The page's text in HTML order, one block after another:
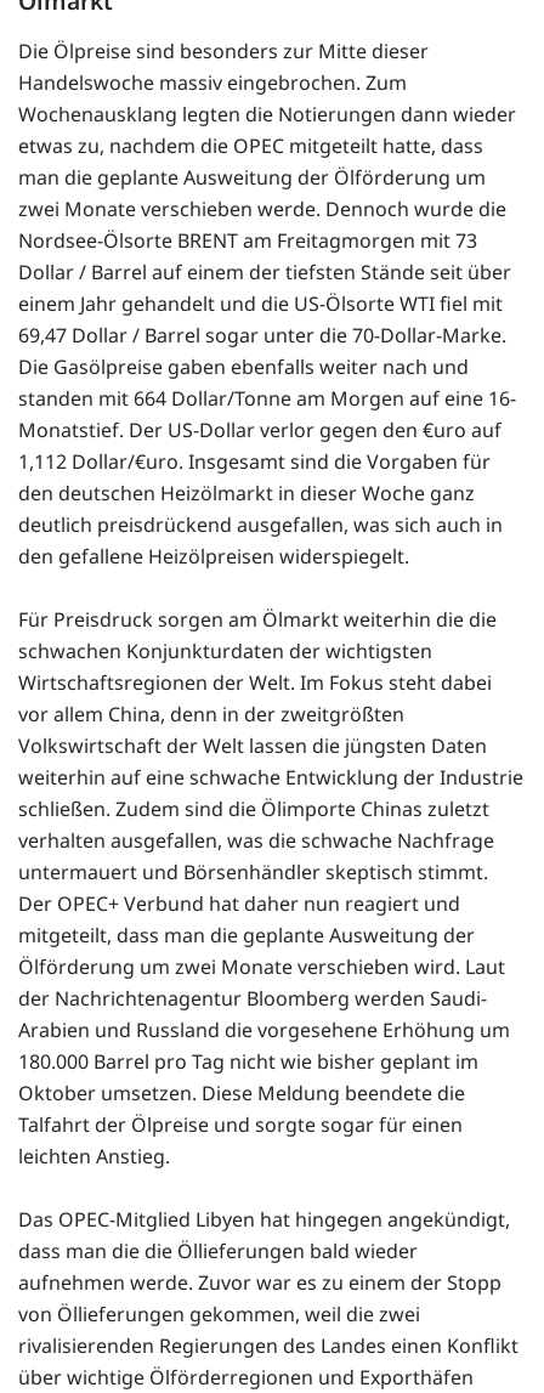
Die Ölpreise sind besonders zur Mitte dieser
Handelswoche massiv eingebrochen. Zum
Wochenausklang legten die Notierungen dann wieder
etwas zu, nachdem die OPEC mitgeteilt hatte, dass
man die geplante Ausweitung der Ölförderung um
zwei Monate verschieben werde. Dennoch wurde die
Nordsee-Ölsorte BRENT am Freitagmorgen mit 73
Dollar / Barrel auf einem der tiefsten Stände seit über
einem Jahr gehandelt und die US-Ölsorte WTI fiel mit
69,47 Dollar / Barrel sogar unter die 70-Dollar-Marke.
Die Gasölpreise gaben ebenfalls weiter nach und
standen mit 664 Dollar/Tonne am Morgen auf eine 16-
Monatstief. Der US-Dollar verlor gegen den €uro auf
1,112 Dollar/€uro. Insgesamt sind die Vorgaben für
den deutschen Heizölmarkt in dieser Woche ganz
deutlich preisdrückend ausgefallen, was sich auch in
den gefallene Heizölpreisen widerspiegelt.
Für Preisdruck sorgen am Ölmarkt weiterhin die die
schwachen Konjunkturdaten der wichtigsten
Wirtschaftsregionen der Welt. Im Fokus steht dabei
vor allem China, denn in der zweitgrößten
Volkswirtschaft der Welt lassen die jüngsten Daten
weiterhin auf eine schwache Entwicklung der Industrie
schließen. Zudem sind die Ölimporte Chinas zuletzt
verhalten ausgefallen, was die schwache Nachfrage
untermauert und Börsenhändler skeptisch stimmt.
Der OPEC+ Verbund hat daher nun reagiert und
mitgeteilt, dass man die geplante Ausweitung der
Ölförderung um zwei Monate verschieben wird. Laut
der Nachrichtenagentur Bloomberg werden Saudi-
Arabien und Russland die vorgesehene Erhöhung um
180.000 Barrel pro Tag nicht wie bisher geplant im
Oktober umsetzen. Diese Meldung beendete die
Talfahrt der Ölpreise und sorgte sogar für einen
leichten Anstieg.
Das OPEC-Mitglied Libyen hat hingegen angekündigt,
dass man die die Öllieferungen bald wieder
aufnehmen werde. Zuvor war es zu einem der Stopp
von Öllieferungen gekommen, weil die zwei
rivalisierenden Regierungen des Landes einen Konflikt
über wichtige Ölförderregionen und Exporthäfen